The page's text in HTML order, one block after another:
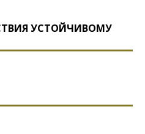
УСТОЙЧИВОМУ